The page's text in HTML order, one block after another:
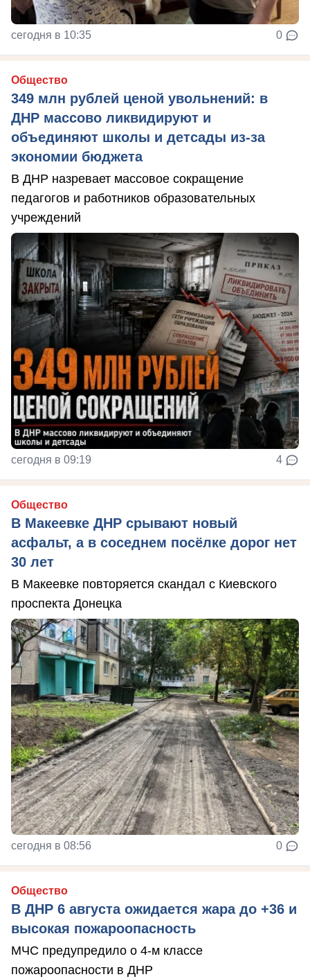
сегодня в 10:35 0
Общество
349 млн рублей ценой увольнений: в
ДНР массово ликвидируют и
объединяют школы и детсады из-за
экономии бюджета
В ДНР назревает массовое сокращение
педагогов и работников образовательных
учреждений
сегодня в 09:19 4
Общество
В Макеевке ДНР срывают новый
асфальт, а в соседнем посёлке дорог нет
30 лет
В Макеевке повторяется скандал с Киевского
проспекта Донецка
сегодня в 08:56 0
Общество
В ДНР 6 августа ожидается жара до +36 и
высокая пожароопасность
МЧС предупредило о 4-м классе
пожароопасности в ДНР